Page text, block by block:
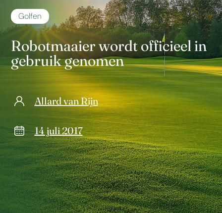
Golfen
Robotmaaier wordt officieel in
gebruik genomen
Allard van Rijn
14 juli 2017